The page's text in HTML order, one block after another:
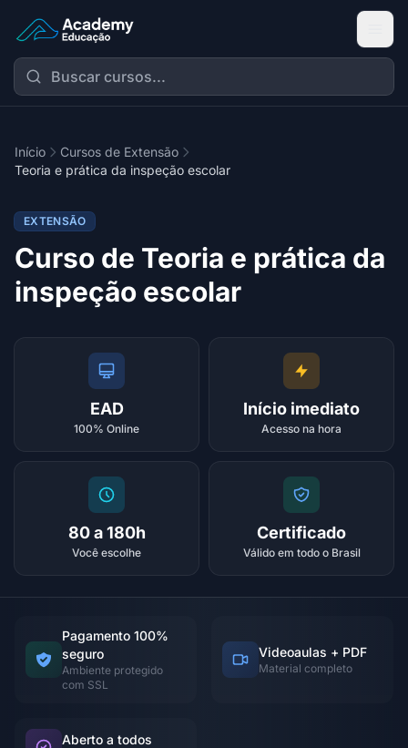
Academy Extensão
Início
Cursos de Extensão
Teoria e prática da inspeção escolar
EXTENSÃO
Curso de Teoria e prática da
inspeção escolar
EAD
100% Online
Início imediato
Acesso na hora
80 a 180h
Você escolhe
Certificado
Válido em todo o Brasil
Pagamento 100%
seguro
Ambiente protegido
com SSL
Videoaulas + PDF
Material completo
Aberto a todos